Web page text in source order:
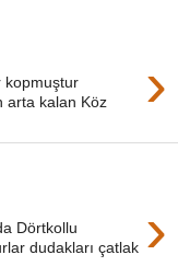
›
kopmuştur
arta kalan Köz
›
Dörtkollu
dudakları çatlak